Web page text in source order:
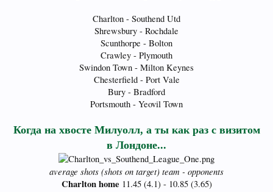
Charlton - Southend Utd
Shrewsbury - Rochdale
Scunthorpe - Bolton
Crawley - Plymouth
Swindon Town - Milton Keynes
Chesterfield - Port Vale
Bury - Bradford
Portsmouth - Yeovil Town
Когда на хвосте Милуолл, а ты как раз с визитом
в Лондоне...
average shots (shots on target) team - opponents
Charlton home 11.45 (4.1) - 10.85 (3.65)